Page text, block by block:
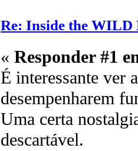
Re: Inside the
« Responder #1
É interessante ver
desempenharem
Uma certa
descartável.